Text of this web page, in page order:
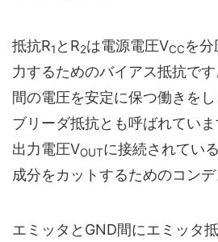
抵抗R1 とR2は電源電圧VCCを分
力するためのバイアス抵抗で
間の電圧を安定に保つ働きを
ブリーダ抵抗とも呼ばれてい
出力電圧VOUTに接続されてい
成分をカットするためのコンデ
エミッタとGND間にエミッタ